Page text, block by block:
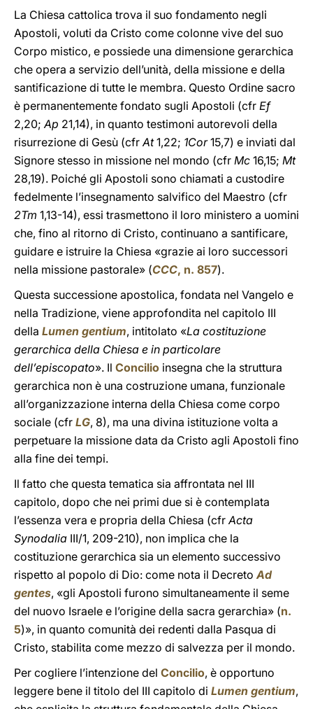
La Chiesa cattolica trova il suo fondamento negli
Apostoli, voluti da Cristo come colonne vive del suo
Corpo mistico, e possiede una dimensione gerarchica
che opera a servizio dell’unità, della missione e della
santificazione di tutte le membra. Questo Ordine sacro
è permanentemente fondato sugli Apostoli (cfr Ef
2,20;Ap 21,14), in quanto testimoni autorevoli della
risurrezione di Gesù (cfrAt1,22; 1Cor15,7) e inviati dal
Signore stesso in missione nel mondo (cfr Mc 16,15; Mt
28,19). Poiché gli Apostoli sono chiamati a custodire
fedelmente l’insegnamento salvifico del Maestro (cfr
2Tm 1,13-14), essi trasmettono il loro ministero a uomini
che, fino al ritorno di Cristo, continuano a santificare,
guidare e istruire la Chiesa «grazie ai loro successori
nella missione pastorale» (CCC, n. 857).
Questa successione apostolica, fondata nel Vangelo e
nella Tradizione, viene approfondita nel capitolo III
della Lumen gentium, intitolato «La costituzione
gerarchica della Chiesa e in particolare
dell’episcopato». Il Concilio insegna che la struttura
gerarchica non è una costruzione umana, funzionale
all’organizzazione interna della Chiesa come corpo
sociale (cfr LG, 8), ma una divina istituzione volta a
perpetuare la missione data da Cristo agli Apostoli fino
alla fine dei tempi.
Il fatto che questa tematica sia affrontata nel III
capitolo, dopo che nei primi due si è contemplata
l’essenza vera e propria della Chiesa (cfrActa
Synodalia III/1, 209-210), non implica che la
costituzione gerarchica sia un elemento successivo
rispetto al popolo di Dio: come nota il DecretoAd
gentes, «gli Apostoli furono simultaneamente il seme
del nuovo Israele e l’origine della sacra gerarchia» (n.
5)», in quanto comunità dei redenti dalla Pasqua di
Cristo, stabilita come mezzo di salvezza per il mondo.
Per cogliere l’intenzione del Concilio, è opportuno
leggere bene il titolo del III capitolo di Lumen gentium,